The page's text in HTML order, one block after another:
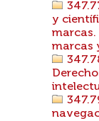
y
marcas.
marcas